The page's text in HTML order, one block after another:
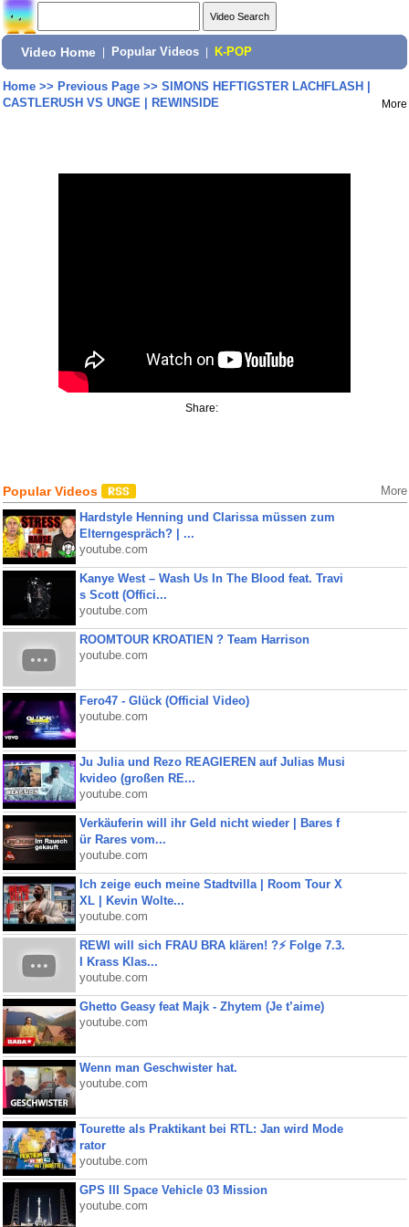
Video Home Popular Videos K-POP
Home>> Previous Page>> SIMONS HEFTIGSTER LACHFLASH |
CASTLERUSH VS UNGE | REWINSIDE
More
Share:
Popular Videos More
Hardstyle Henning und Clarissa müssen zum
Elterngespräch? | ...
youtube.com
Kanye West – Wash Us In The Blood feat. Travi
s Scott (Offici...
youtube.com
ROOMTOUR KROATIEN ? Team Harrison
youtube.com
Fero47 - Glück (Official Video)
youtube.com
Ju Julia und Rezo REAGIEREN auf Julias Musi
kvideo (großen RE...
youtube.com
Verkäuferin will ihr Geld nicht wieder | Bares f
ür Rares vom...
youtube.com
Ich zeige euch meine Stadtvilla | Room Tour X
XL | Kevin Wolte...
youtube.com
REWI will sich FRAU BRA klären! ?⚡️ Folge 7.3.
I Krass Klas...
youtube.com
Ghetto Geasy feat Majk - Zhytem (Je t’aime)
youtube.com
Wenn man Geschwister hat.
youtube.com
Tourette als Praktikant bei RTL: Jan wird Mode
rator
youtube.com
GPS III Space Vehicle 03 Mission
youtube.com